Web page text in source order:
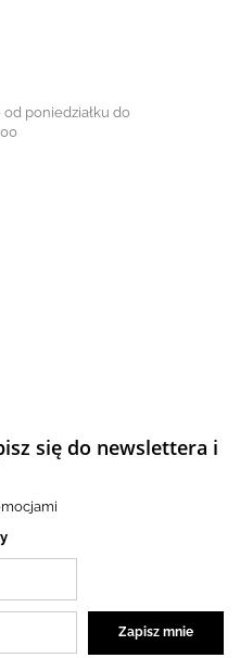
poniedziałku do
się do newslettera i